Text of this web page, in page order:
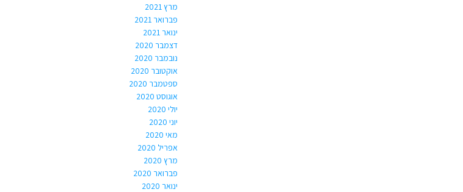
מרץ 2021
פברואר 2021
ינואר 2021
דצמבר 2020
נובמבר 2020
אוקטובר 2020
ספטמבר 2020
אוגוסט 2020
יולי 2020
יוני 2020
מאי 2020
אפריל 2020
מרץ 2020
פברואר 2020
ינואר 2020